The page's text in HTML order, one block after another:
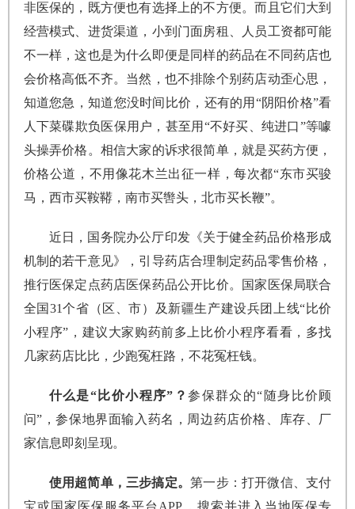
非医保的，既方便也有选择上的不方便。而且它们大到
经营模式、进货渠道，小到门面房租、人员工资都可能
不一样，这也是为什么即便是同样的药品在不同药店也
会价格高低不齐。当然，也不排除个别药店动歪心思，
知道您急，知道您没时间比价，还有的用“阴阳价格”看
人下菜碟欺负医保用户，甚至用“不好买、纯进口”等噱
头操弄价格。相信大家的诉求很简单，就是买药方便，
价格公道，不用像花木兰出征一样，每次都“东市买骏
马，西市买鞍鞯，南市买辔头，北市买长鞭”。
近日，国务院办公厅印发《关于健全药品价格形成
机制的若干意见》，引导药店合理制定药品零售价格，
推行医保定点药店医保药品公开比价。国家医保局联合
全国31个省（区、市）及新疆生产建设兵团上线“比价
小程序”，建议大家购药前多上比价小程序看看，多找
几家药店比比，少跑冤枉路，不花冤枉钱。
什么是“比价小程序”？参保群众的“随身比价顾
问”，参保地界面输入药名，周边药店价格、库存、厂
家信息即刻呈现。
使用超简单，三步搞定。第一步：打开微信、支付
宝或国家医保服务平台APP，搜索并进入当地医保专